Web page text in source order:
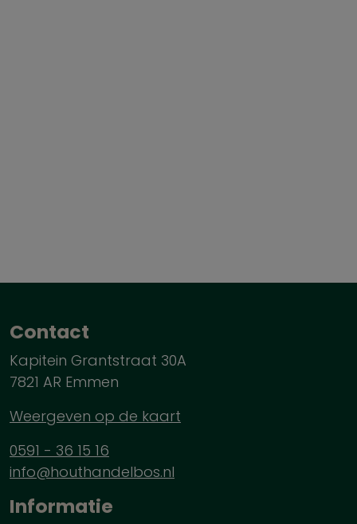
Contact
Kapitein Grantstraat 30A
7821 AR Emmen
Weergeven op de kaart
0591 - 36 15 16
info@houthandelbos.nl
Informatie